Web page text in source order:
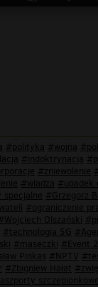
#polityka #wojna
#indoktrynacja
#zniewolenie
#władza #upadek
specjalne #Grzegorz
#ograniczenie
Olszański
#technologia 5G
#maseczki #Event
Pinkas #NPTV
#Zbigniew Hałat
szczepionkowe